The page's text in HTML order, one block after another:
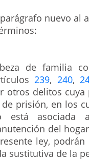
nuevo al
de familia
239, 240,
otros delitos cuya
prisión, en los
asociada
del
ley,
sustitutiva de la